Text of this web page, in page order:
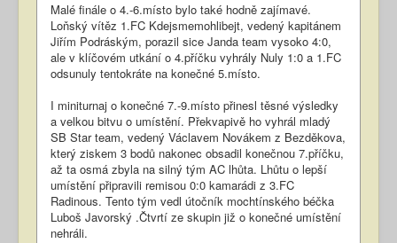
Malé finále o 4.-6.místo bylo také hodně zajímavé.
Loňský vítěz 1.FC Kdejsmemohlibejt, vedený kapitánem
Jiřím Podráským, porazil sice Janda team vysoko 4:0,
ale v klíčovém utkání o 4.příčku vyhrály Nuly 1:0 a 1.FC
odsunuly tentokráte na konečné 5.místo.
I miniturnaj o konečné 7.-9.místo přinesl těsné výsledky
a velkou bitvu o umístění. Překvapivě ho vyhrál mladý
SB Star team, vedený Václavem Novákem z Bezděkova,
který ziskem 3 bodů nakonec obsadil konečnou 7.příčku,
až ta osmá zbyla na silný tým AC lhůta. Lhůtu o lepší
umístění připravili remisou 0:0 kamarádi z 3.FC
Radinous. Tento tým vedl útočník mochtínského béčka
Luboš Javorský .Čtvrtí ze skupin již o konečné umístění
nehráli.